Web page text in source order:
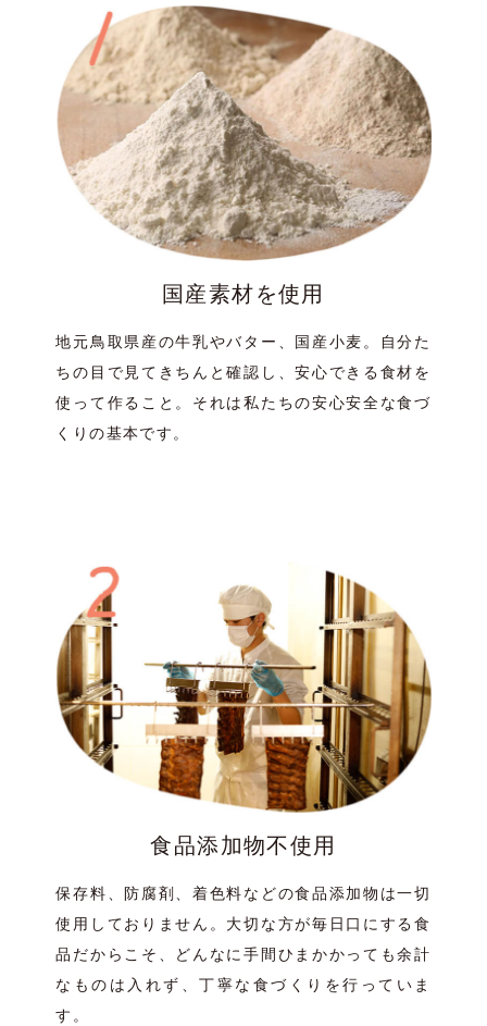
国産素材を使用
地元鳥取県産の牛乳やバター、国産小麦。自分た
ちの目で見てきちんと確認し、安心できる食材を
使って作ること。それは私たちの安心安全な食づ
くりの基本です。
食品添加物不使用
保存料、防腐剤、着色料などの食品添加物は一切
使用しておりません。大切な方が毎日口にする食
品だからこそ、どんなに手間ひまかかっても余計
なものは入れず、丁寧な食づくりを行っていま
す。